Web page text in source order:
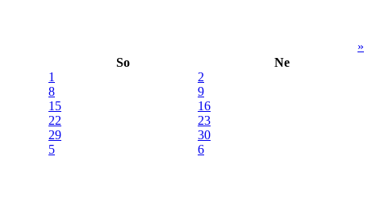
»
So
Ne
1
2
8
9
15
16
22
23
29
30
5 6